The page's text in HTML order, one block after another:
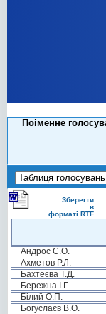
Поіменне
Зберегти
в
форматі RTF
Андрос С.О.
Ахметов Р.Л.
Бахтеєва Т.Д.
Бережна І.Г.
Білий О.П.
Богуслаєв В.О.